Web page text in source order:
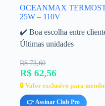
OCEANMAX
25W – 110V
✔️ Boa escolha entre
Últimas unidades
R$ 73,60
R$ 62,56
🔒 Valor exclusivo para
👉 Assinar Club Pro